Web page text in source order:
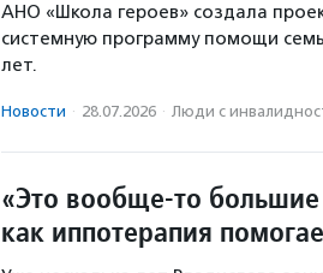
АНО «Школа героев» создала
системную программу помощи
лет.
Новости · 28.07.2026 · Люди с
«Это вообще-то
как иппотерапия